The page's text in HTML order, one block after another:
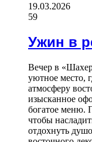
19.03.2026
59
Ужин в
Вечер в
уютное место,
атмосферу
изысканное
богатое меню.
чтобы
отдохнуть